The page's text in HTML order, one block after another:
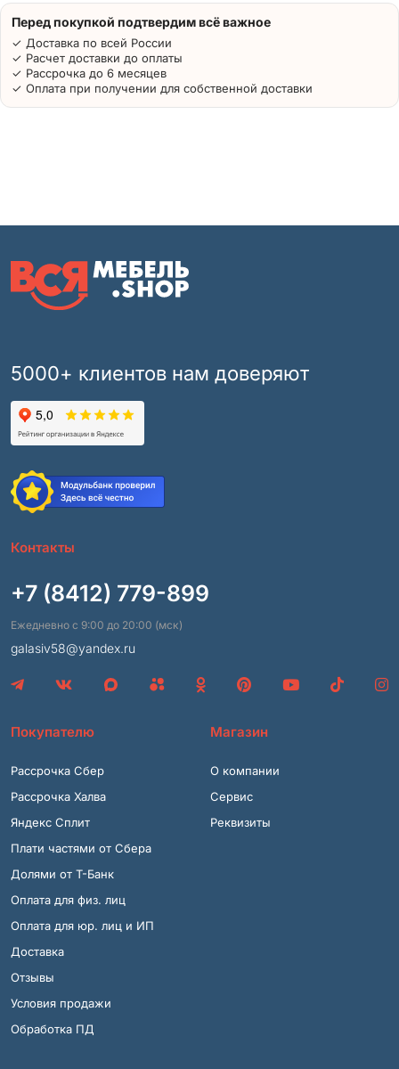
Перед покупкой подтвердим всё важное
✓ Доставка по всей России
✓ Расчет доставки до оплаты
✓ Рассрочка до 6 месяцев
✓ Оплата при получении для собственной доставки
5000+ клиентов нам доверяют
Контакты
+7 (8412) 779-899
Ежедневно с 9:00 до 20:00 (мск)
galasiv58@yandex.ru
Покупателю
Рассрочка Сбер
Рассрочка Халва
Яндекс Сплит
Плати частями от Сбера
Долями от Т-Банк
Оплата для физ. лиц
Оплата для юр. лиц и ИП
Доставка
Отзывы
Условия продажи
Обработка ПД
Магазин
О компании
Сервис
Реквизиты